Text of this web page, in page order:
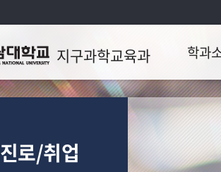
지구과학교육과 학과
학과소개
장학제도
진로/취업